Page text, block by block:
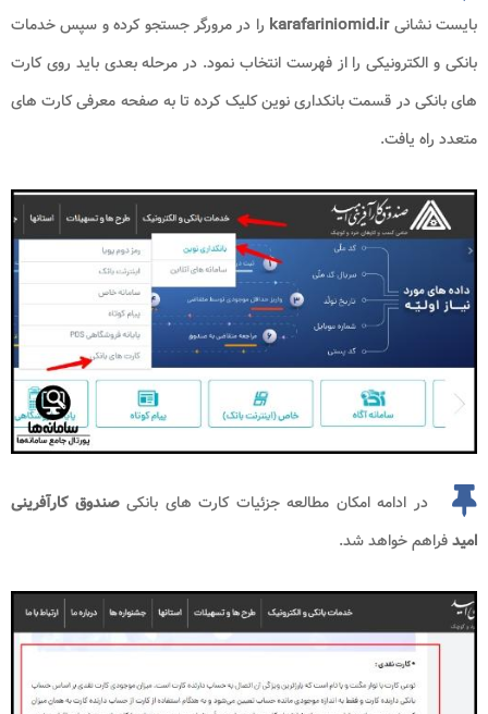
بایست نشانیkarafariniomid.ir را در مرورگر جستجو کرده و سپس خدمات
بانکی و الکترونیکی را از فهرست انتخاب نمود. در مرحله بعدی باید روی کارت
های بانکی در قسمت بانکداری نوین کلیک کرده تا به صفحه معرفی کارت های
متعدد راه یافت.
در ادامه امکان مطالعه جزئیات کارت های بانکیصندوق کارآفرینی
امیدفراهم خواهد شد.